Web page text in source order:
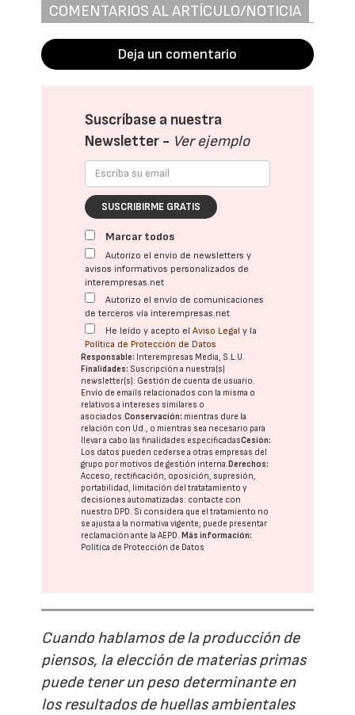
COMENTARIOS AL ARTÍCULO/NOTICIA
Deja un comentario
Suscríbase a nuestra
Newsletter - Ver ejemplo
SUSCRIBIRME GRATIS
Marcar todos
Autorizo el envío de newsletters y
avisos informativos personalizados de
interempresas.net
Autorizo el envío de comunicaciones
de terceros vía interempresas.net
He leído y acepto elAviso Legal y la
Política de Protección de Datos
Responsable: Interempresas Media, S.L.U.
Finalidades: Suscripción a nuestra(s)
newsletter(s). Gestión de cuenta de usuario.
Envío de emails relacionados con la misma o
relativos a intereses similares o
asociados.Conservación: mientras dure la
relación con Ud., o mientras sea necesario para
llevar a cabo las finalidades especificadasCesión:
Los datos pueden cederse a otras empresas del
grupo por motivos de gestión interna.Derechos:
Acceso, rectificación, oposición, supresión,
portabilidad, limitación del tratatamiento y
decisiones automatizadas: contacte con
nuestro DPD. Si considera que el tratamiento no
se ajusta a la normativa vigente, puede presentar
reclamación ante laAEPD.Más información:
Política de Protección de Datos
Cuando hablamos de la producción de
piensos, la elección de materias primas
puede tener un peso determinante en
los resultados de huellas ambientales